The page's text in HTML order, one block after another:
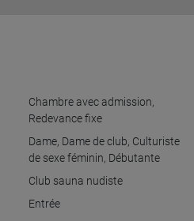
Chambre avec admission,
Redevance fixe
Dame, Dame de club, Culturiste
de sexe féminin, Débutante
Club sauna nudiste
Entrée